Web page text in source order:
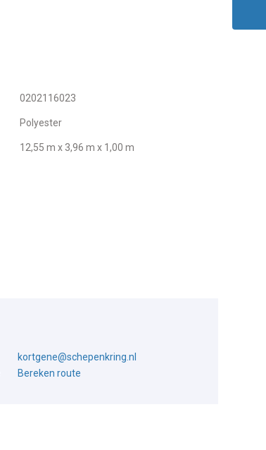
0202116023
Polyester
12,55 m x 3,96 m x 1,00 m
kortgene@schepenkring.nl
Bereken route